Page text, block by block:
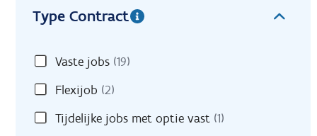
Type Contract
Vaste jobs (19)
Flexijob (2)
Tijdelijke jobs met optie vast (1)